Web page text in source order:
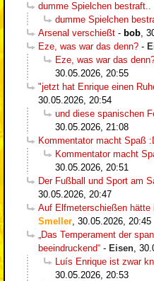
dumme Spielchen bestraft..
dumme Spielchen
Arsenal verschießt - bob
Eze, was war das denn? -
Eze, was war das
30.05.2026, 20:55
"jetzt hat Enrique einen
30.05.2026, 20:54
und diese spanischen
30.05.2026, 21:08
Kommentator macht Spaß
Kommentator macht
30.05.2026, 20:51
Der Fußball und Sport am
30.05.2026, 20:47
Auf Elfmeterschießen
Smeller 30.05.2026, 20:45
„Das Temperament der
beeindruckend“ - Eisen
Luís Enrique ist zwar
30.05.2026, 20:53